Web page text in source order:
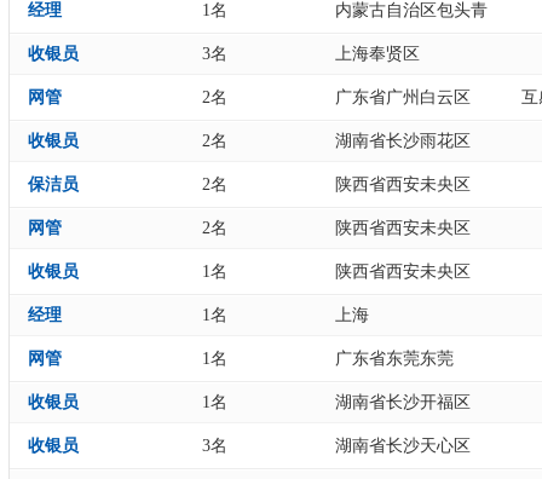
经理 1名 内蒙古自治区包头青
收银员 3名 上海奉贤区
网管 2名 广东省广州白云区 互
收银员 2名 湖南省长沙雨花区
保洁员 2名 陕西省西安未央区
网管 2名 陕西省西安未央区
收银员 1名 陕西省西安未央区
经理 1名 上海
网管 1名 广东省东莞东莞
收银员 1名 湖南省长沙开福区
收银员 3名 湖南省长沙天心区